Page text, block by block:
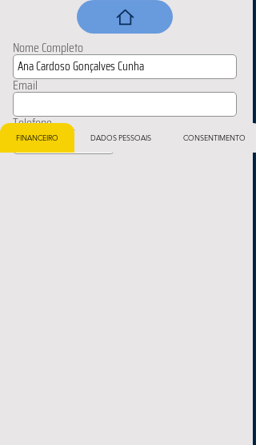
Nome Completo
Email
Telefone
FINANCEIRO DADOS PESSOAIS CONSENTIMENTO